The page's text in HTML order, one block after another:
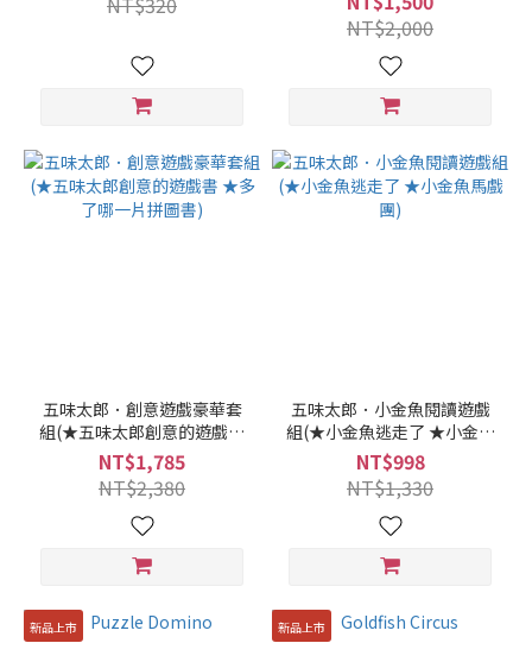
NT$2,000
五味太郎．創意遊戲豪華套
組(★五味太郎創意的遊戲書
★多了哪一片拼圖書)
NT$1,785
NT$2,380
五味太郎．小金魚閱讀遊戲
組(★小金魚逃走了 ★小金魚
馬戲團)
NT$998
NT$1,330
新品上市 新品上市